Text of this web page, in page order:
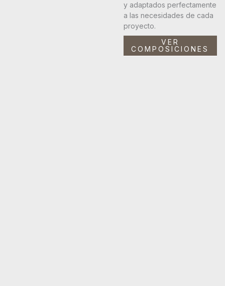
y adaptados perfectamente
a las necesidades de cada
proyecto.
VER
COMPOSICIONES